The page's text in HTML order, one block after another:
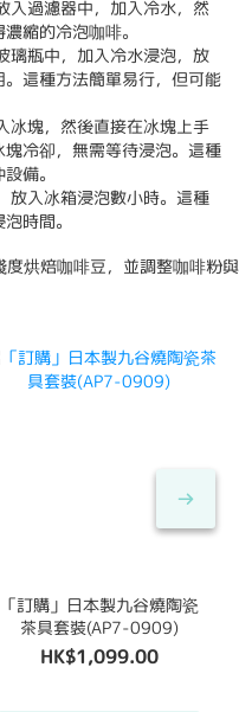
入過濾器中，加入冷水，然
縮的冷泡咖啡。
璃瓶中，加入冷水浸泡，放
這種方法簡單易行，但可能
冰塊，然後直接在冰塊上手
冷卻，無需等待浸泡。這種
備。
放入冰箱浸泡數小時。這種
時間。
烘焙咖啡豆，並調整咖啡粉與
「訂購」日本製九谷燒陶瓷
茶具套裝(AP7-0909)
HK$1,099.00